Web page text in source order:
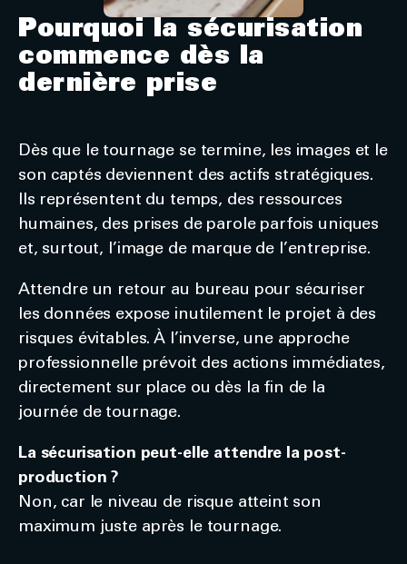
Pourquoi la sécurisation
commence dès la
dernière prise
Dès que le tournage se termine, les images et le
son captés deviennent des actifs stratégiques.
Ils représentent du temps, des ressources
humaines, des prises de parole parfois uniques
et, surtout, l’image de marque de l’entreprise.
Attendre un retour au bureau pour sécuriser
les données expose inutilement le projet à des
risques évitables. À l’inverse, une approche
professionnelle prévoit des actions immédiates,
directement sur place ou dès la fin de la
journée de tournage.
La sécurisation peut-elle attendre la post-
production ?
Non, car le niveau de risque atteint son
maximum juste après le tournage.